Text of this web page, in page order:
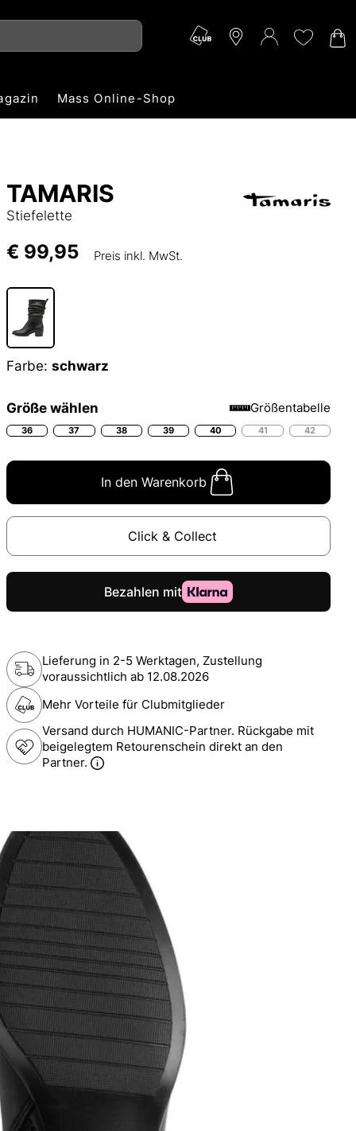
Mass Online-Shop
TAMARIS
Stiefelette
€ 99,95 Preis inkl. MwSt.
Farbe: schwarz
Größe wählen Größentabelle
36 37 38 39 40 41 42
In den Warenkorb
Click & Collect
Lieferung in 2-5 Werktagen, Zustellung
voraussichtlich ab 12.08.2026
Mehr Vorteile für Clubmitglieder
Versand durch HUMANIC-Partner. Rückgabe mit
beigelegtem Retourenschein direkt an den
Partner.